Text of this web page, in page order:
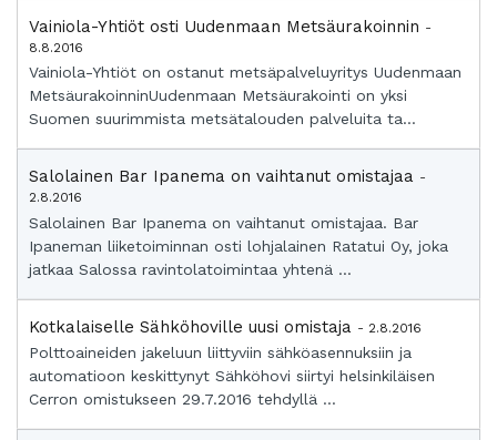
Vainiola-Yhtiöt osti Uudenmaan Metsäurakoinnin -
8.8.2016
Vainiola-Yhtiöt on ostanut metsäpalveluyritys Uudenmaan
MetsäurakoinninUudenmaan Metsäurakointi on yksi
Suomen suurimmista metsätalouden palveluita ta...
Salolainen Bar Ipanema on vaihtanut omistajaa -
2.8.2016
Salolainen Bar Ipanema on vaihtanut omistajaa. Bar
Ipaneman liiketoiminnan osti lohjalainen Ratatui Oy, joka
jatkaa Salossa ravintolatoimintaa yhtenä ...
Kotkalaiselle Sähköhoville uusi omistaja - 2.8.2016
Polttoaineiden jakeluun liittyviin sähköasennuksiin ja
automatioon keskittynyt Sähköhovi siirtyi helsinkiläisen
Cerron omistukseen 29.7.2016 tehdyllä ...